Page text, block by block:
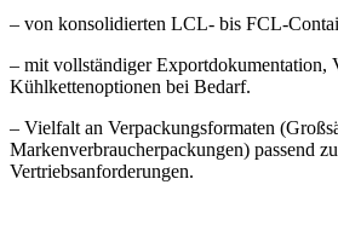
– von konsolidierten LCL- bis FCL-
– mit vollständiger Exportdokumentation,
Kühlkettenoptionen bei Bedarf.
– Vielfalt an Verpackungsformaten
Markenverbraucherpackungen) passend
Vertriebsanforderungen.